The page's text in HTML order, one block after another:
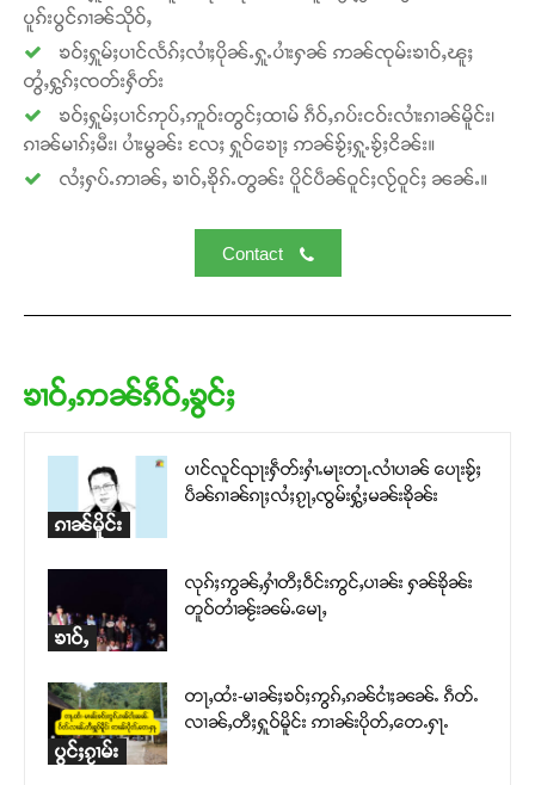
ပူၵ်းပွင်ၵၢၼ်သိုဝ်ႇ
ၶဝ်ႈႁူမ်ႈပၢင်လႅၵ်ႈလၢႆႈပိုၼ်ႉႁူႉပၢႆးႁၼ် ဢၼ်ၸုမ်းၶၢဝ်ႇၽူႈ
တွႆႇႁွၵ်ႈၸတ်းႁဵတ်း
ၶဝ်ႈႁူမ်ႈပၢင်ဢုပ်ႇဢူဝ်းတွင်ႈထၢမ် ၵဵဝ်ႇၵပ်းငဝ်းလၢႆးၵၢၼ်မိူင်း၊
ၵၢၼ်မၢၵ်ႈမီး၊ ပၢႆးမွၼ်း လႄႈ ႁူဝ်ၶေႃႈ ဢၼ်ၶႂ်ႈႁူႉၶႂ်ႈငိၼ်း။
လႆႈႁပ်ႉဢၢၼ်ႇ ၶၢဝ်ႇၶိုၵ်ႉတွၼ်း ပိူင်ပဵၼ်ဝူင်ႈလႂ်ဝူင်ႈ ၼၼ်ႉ။
Contact
ၶၢဝ်ႇဢၼ်ၵဵဝ်ႇၶွင်ႈ
ၵၢၼ်မိူင်း
ပၢင်လူင်ၺႃးႁဵတ်းႁၢႆႉမႃးတႃႉလၢႆပၢၼ် ​​ပေႃးၶႂ်ႈ
ပဵၼ်ၵၢၼ်ၵႃႈလႆႈၵႂႃႇၸွမ်းႁွႆႈမၼ်းၶိုၼ်း
ၶၢဝ်ႇ
လုၵ်ႈဢွၼ်ႇႁၢႆတီႈဝဵင်းဢွင်ႇပၢၼ်း ႁၼ်ၶိုၼ်း
တူဝ်တၢႆၼႂ်းၼမ်ႉမေႃႇ
ပွင်ႈၵႂၢမ်း
တႃႇထႆး-မၢၼ်ႈၶဝ်ႈဢွၵ်ႇၵၼ်ငၢႆႈၼၼ်ႉ ၵဵတ်ႉ
လၢၼ်ႇတီႈႁူဝ်မိူင်း ဢၢၼ်းပိုတ်ႇတေႉႁႃႉ